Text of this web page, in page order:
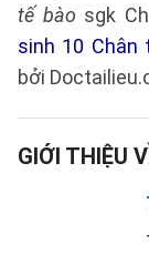
tế bào sgk
sinh 10 Chân
bởi
GIỚI THIỆU